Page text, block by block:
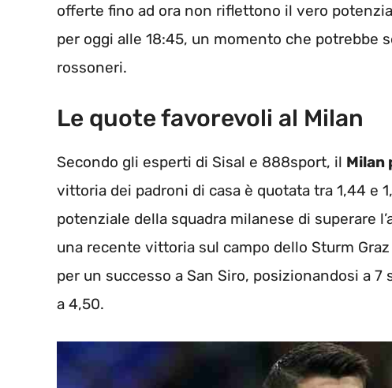
offerte fino ad ora non riflettono il vero
per oggi alle 18:45, un momento che potrebbe
rossoneri.
Le quote favorevoli al Milan
Secondo gli esperti di Sisal e 888sport, il Milan
vittoria dei padroni di casa è quotata tra 1,44 e
potenziale della squadra milanese di superare
una recente vittoria sul campo dello Sturm
per un successo a San Siro, posizionandosi a
a 4,50.